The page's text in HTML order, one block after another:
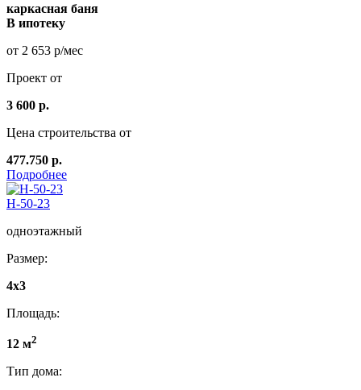
каркасная баня
В ипотеку
от 2 653 р/мес
Проект от
3 600 р.
Цена строительства от
477.750 р.
Подробнее
Н-50-23
одноэтажный
Размер:
4x3
Площадь:
12 м2
Тип дома: